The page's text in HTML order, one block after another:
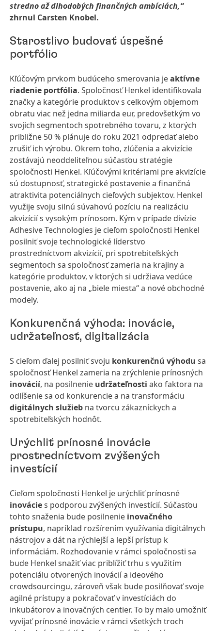
stredno až dlhodobých finančných ambíciách,“
zhrnul Carsten Knobel.
Starostlivo budovať úspešné
portfólio
Kľúčovým prvkom budúceho smerovania jeaktívne
riadenie portfólia. Spoločnosť Henkel identifikovala
značky a kategórie produktov s celkovým objemom
obratu viac než jedna miliarda eur, predovšetkým vo
svojich segmentoch spotrebného tovaru, z ktorých
približne 50 % plánuje do roku 2021 odpredať alebo
zrušiť ich výrobu. Okrem toho, zlúčenia a akvizície
zostávajú neoddeliteľnou súčasťou stratégie
spoločnosti Henkel. Kľúčovými kritériami pre akvizície
sú dostupnosť, strategické postavenie a finančná
atraktivita potenciálnych cieľových subjektov. Henkel
využije svoju silnú súvahovú pozíciu na realizáciu
akvizícií s vysokým prínosom. Kým v prípade divízie
Adhesive Technologies je cieľom spoločnosti Henkel
posilniť svoje technologické líderstvo
prostredníctvom akvizícií, pri spotrebiteľských
segmentoch sa spoločnosť zameria na krajiny a
kategórie produktov, v ktorých si udržiava vedúce
postavenie, ako aj na „biele miesta“ a nové obchodné
modely.
Konkurenčná výhoda: inovácie,
udržateľnosť, digitalizácia
S cieľom ďalej posilniť svoju konkurenčnú výhodu sa
spoločnosť Henkel zameria na zrýchlenie prínosných
inovácií, na posilnenie udržateľnosti ako faktora na
odlíšenie sa od konkurencie a na transformáciu
digitálnych služieb na tvorcu zákazníckych a
spotrebiteľských hodnôt.
Urýchliť prínosné inovácie
prostredníctvom zvýšených
investícií
Cieľom spoločnosti Henkel je urýchliť prínosné
inovácies podporou zvýšených investícií. Súčasťou
tohto snaženia bude posilnenie inovačného
prístupu, napríklad rozšírením využívania digitálnych
nástrojov a dát na rýchlejší a lepší prístup k
informáciám. Rozhodovanie v rámci spoločnosti sa
bude Henkel snažiť viac priblížiť trhu s využitím
potenciálu otvorených inovácií a ideového
crowdsourcingu, zároveň však bude posilňovať svoje
agilné prístupy a pokračovať v investíciách do
inkubátorov a inovačných centier. To by malo umožniť
vyvíjať prínosné inovácie v rámci všetkých troch